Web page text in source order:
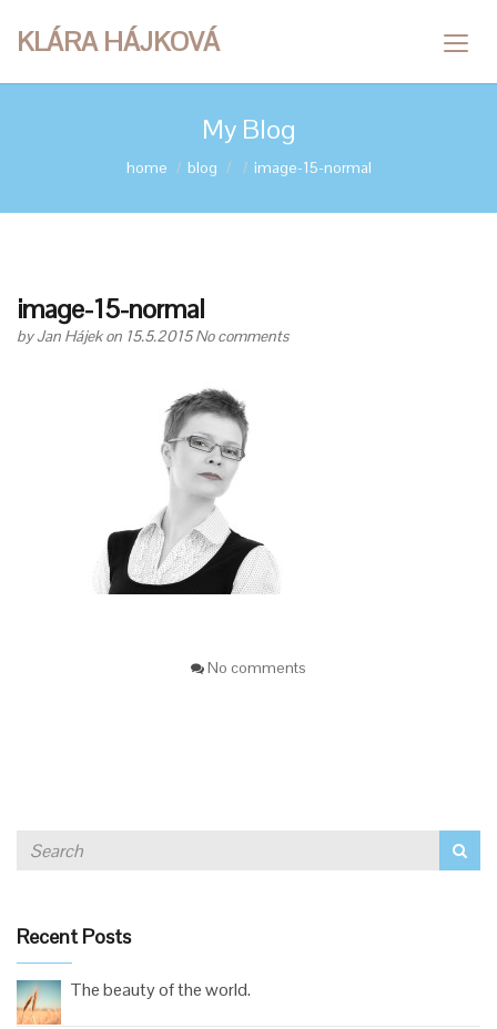
KLÁRA HÁJKOVÁ
My Blog
home blog image-15-normal
image-15-normal
byJan Hájekon 15.5.2015No comments
No comments
Recent Posts
The beauty of the world.